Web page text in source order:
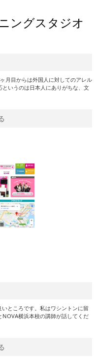
ングスタジオ
月目からは外国人に対してのアレル
いうのは日本人にありがちな、文
ところです。私はワシントンに留
横浜本校の講師が話してくだ